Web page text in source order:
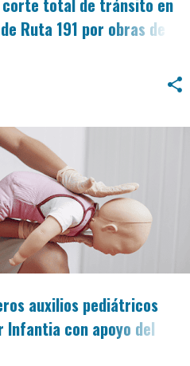
corte total de tránsito en
Ruta 191 por obras de
auxilios pediátricos
Infantia con apoyo del